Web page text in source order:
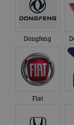
Dongfeng
Fiat